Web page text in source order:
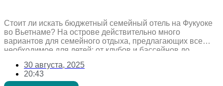
Стоит ли искать бюджетный семейный отель на Фукуоке
во Вьетнаме? На острове действительно много
вариантов для семейного отдыха, предлагающих все
необходимое для детей: от клубов и бассейнов до
выбор, мы собрали новую подборку из 10 семейных
отелей от 3 звёзд с хорошими оценками и
30 августа, 2025
20:43